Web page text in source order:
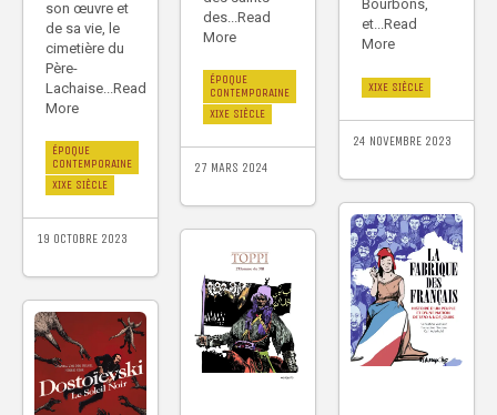
des...Read
More
ÉPOQUE
CONTEMPORAINE
XIXE SIÈCLE
27 MARS 2024
Bourbons,
et...Read
More
XIXE SIÈCLE
24 NOVEMBRE 2023
son œuvre et
de sa vie, le
cimetière du
Père-
Lachaise...Read
More
ÉPOQUE
CONTEMPORAINE
XIXE SIÈCLE
19 OCTOBRE 2023